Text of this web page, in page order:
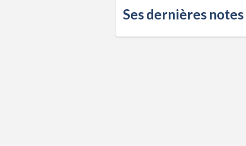
Ses dernières notes